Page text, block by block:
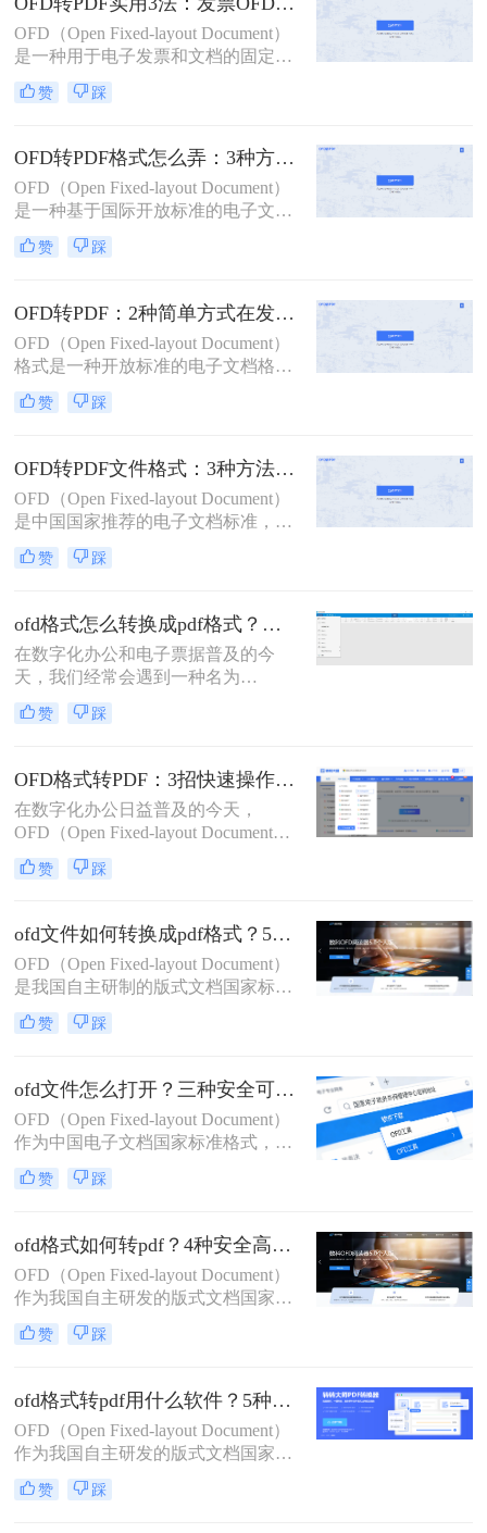
么转pdf文件呢？下面将介绍三种简单
的方法，帮助您将OFD文件转换为
PDF文件。
OFD（Open Fixed-layout Document）
是一种用于电子发票和文档的固定版
式文件格式，广泛应用于中国的政府
和企业中。然而，在实际使用中，有
PDF格式，以便于跨平台共享和编
辑。那么OFD怎么转成PDF呢？本文
将介绍三种实用的方法，帮助您轻松
完成OFD到PDF的转换。
赞 踩
OFD转PDF格式怎么弄：3种方法的详细操作步骤和参数设置！
OFD（Open Fixed-layout Document）
是一种基于国际开放标准的电子文件
格式，主要用于电子文档的存储和交
换。然而，在某些情况下，我们可能
便更好地与他人共享或进行编辑。那
么ofd转pdf格式怎么弄呢？本文将介
绍三种将OFD转换为PDF的方法。
赞 踩
OFD转PDF：2种简单方式在发票和合同上的转换差异！
OFD（Open Fixed-layout Document）
格式是一种开放标准的电子文档格
式，由中国国家标准化管理委员会制
定。在某些情况下，我们可能需要将
地与他人共享或进行后续处理。那么
ofd怎么转换成pdf呢？本文将介绍两
种将OFD转换为PDF的方法。
赞 踩
OFD转PDF文件格式：3种方法的操作门槛和格式兼容性对比！
OFD（Open Fixed-layout Document）
是中国国家推荐的电子文档标准，广
泛应用于电子发票、电子公文等领
域。将OFD文件转换为PDF格式是常
件中查看和编辑。那么ofd怎么转换
pdf文件格式呢？本文将详细介绍三种
将OFD文件转换为PDF的方法，帮助
您轻松应对各种需求。
赞 踩
ofd格式怎么转换成pdf格式？精选高效方法详解与实战指南！
在数字化办公和电子票据普及的今
天，我们经常会遇到一种名为
OFD（Open Fixed-layout Document）
格式的文件。它是由中国自主制定的
票、电子公文、电子证照等领域。然
而，由于其兼容性远不及PDF，在向
使用Adobe Acrobat Reader或其他国际
通用PDF阅读器的同事、客户或机构
分享文件时，转换OFD为PDF成为了
一个常见且必要的需求。那么ofd格式
赞 踩
OFD格式转PDF：3招快速操作的关键步骤和格式校验技巧！
在数字化办公日益普及的今天，
OFD（Open Fixed-layout Document）
作为我国的国家标准版式文档格式，
广泛应用于电子发票、公文等领域。
强的 .pdf 格式往往是首选。那么ofd格
式如何转换成pdf格式呢？本文为您梳
理了三种实用的专业转换方案，助您
轻松解决排版错乱、无法打开等痛
点。
赞 踩
ofd文件如何转换成pdf格式？5种安全高效实测方法（政务/财务专用指南）
OFD（Open Fixed-layout Document）
是我国自主研制的版式文档国家标准
（GB/T 33190-2016），已全面应用于
政府公文、电子发票、招投标文件等
用性与跨平台兼容优势，将OFD安
全、精准转换为PDF成为政务人员、
财务工作者、法务专员的高频刚需
赞 踩
ofd文件怎么打开？三种安全可靠方法详解！
OFD（Open Fixed-layout Document）
作为中国电子文档国家标准格式，已
广泛应用于政府公文、电子发票及金
融票据等场景。许多用户在接收OFD
看，导致工作效率大幅降低。那么ofd
文件怎么打开呢？本文精选三种经验
证的实用方法，聚焦官方或通用解决
方案。助您快速解决OFD文件打开难
题。方法均经过实测验证，操作简
单、安全无风险，无需额外付费，适
赞 踩
ofd格式如何转pdf？4种安全高效实测方法（政务/财务专用指南）
OFD（Open Fixed-layout Document）
作为我国自主研发的版式文档国家标
准（GB/T 33190-2016），已全面应用
于政府公文、电子发票、招投标文件
通用性与跨平台兼容优势，将OFD安
全、精准转换为PDF成为政务人员、
财务工作者、法务专员的高频刚需。
赞 踩
ofd格式转pdf用什么软件？5种实测有效方法（附安全指南+格式校验）
OFD（Open Fixed-layout Document）
作为我国自主研发的版式文档国家标
准（GB/T 33190-2016），已深度应用
于政府公文、电子发票、招投标文件
赞 踩